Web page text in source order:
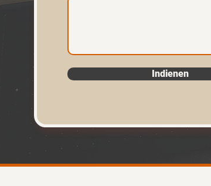
Indienen